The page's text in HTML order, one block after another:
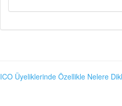
ICO Üyeliklerinde Özellikle Nelere